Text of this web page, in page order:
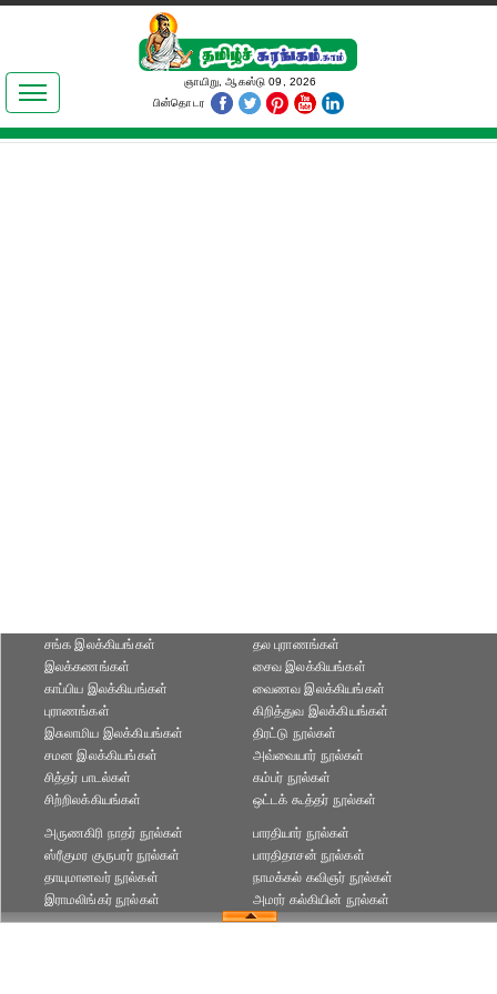
இலக்கியங்கள்
தமிழ் உலகம்
ஞாயிறு, ஆகஸ்டு 09, 2026
பின்தொடர
சங்க இலக்கியங்கள்
இலக்கணங்கள்
காப்பிய இலக்கியங்கள்
புராணங்கள்
தல புராணங்கள்
சைவ இலக்கியங்கள்
வைணவ இலக்கியங்கள்
கிறித்துவ இலக்கியங்கள்
இசுலாமிய இலக்கியங்கள்
சமன இலக்கியங்கள்
சித்தர் பாடல்கள்
சிற்றிலக்கியங்கள்
திரட்டு நூல்கள்
அவ்வையார் நூல்கள்
கம்பர் நூல்கள்
ஒட்டக் கூத்தர் நூல்கள்
அருணகிரி நாதர் நூல்கள்
ஸ்ரீகுமர குருபரர் நூல்கள்
தாயுமானவர் நூல்கள்
இராமலிங்கர் நூல்கள்
பாரதியார் நூல்கள்
பாரதிதாசன் நூல்கள்
நாமக்கல் கவிஞர் நூல்கள்
அமரர் கல்கியின் நூல்கள்